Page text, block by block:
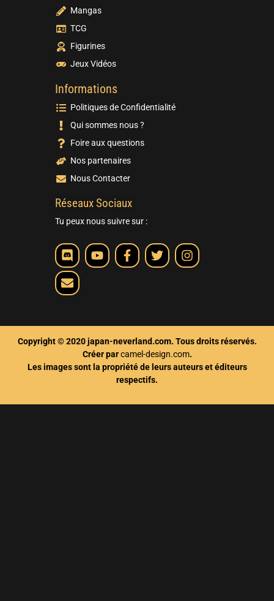
Mangas
TCG
Figurines
Jeux Vidéos
Informations
Politiques de Confidentialité
Qui sommes nous ?
Foire aux questions
Nos partenaires
Nous Contacter
Réseaux Sociaux
Tu peux nous suivre sur :
Copyright © 2020 japan-neverland.com. Tous droits réservés.
Créer parcamel-design.com.
Les images sont la propriété de leurs auteurs et éditeurs
respectifs.